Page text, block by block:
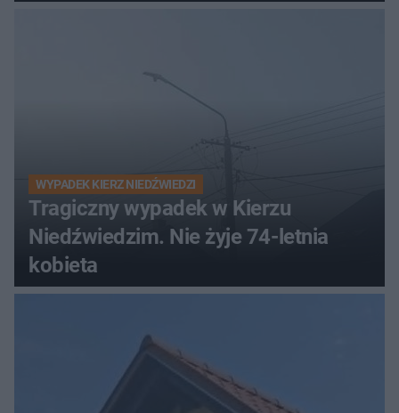
WYPADEK KIERZ NIEDŹWIEDZI
Tragiczny wypadek w Kierzu
Niedźwiedzim. Nie żyje 74-letnia
kobieta